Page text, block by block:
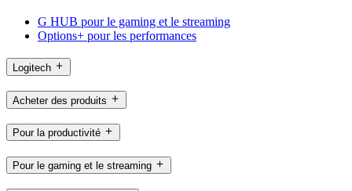
G HUB pour le gaming et le streaming
Options+ pour les performances
Logitech
Acheter des produits
Pour la productivité
Pour le gaming et le streaming